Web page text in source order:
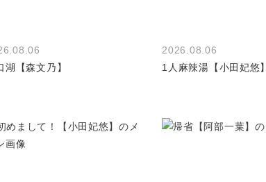
湖【森文乃】
2026.08.06
1人麻辣湯【小田妃悠】